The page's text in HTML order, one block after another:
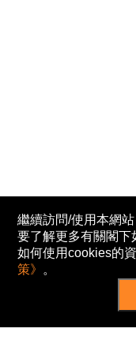
繼續訪問/使用本網
要了解更多有關閣
如何使用cookies的
策》 。